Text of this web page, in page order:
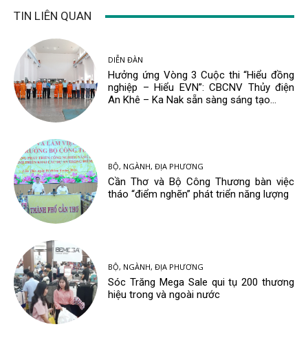
TIN LIÊN QUAN
DIỄN ĐÀN
Hưởng ứng Vòng 3 Cuộc thi “Hiểu đồng
nghiệp – Hiểu EVN”: CBCNV Thủy điện
An Khê – Ka Nak sẵn sàng sáng tạo...
BỘ, NGÀNH, ĐỊA PHƯƠNG
Cần Thơ và Bộ Công Thương bàn việc
tháo “điểm nghẽn” phát triển năng lượng
BỘ, NGÀNH, ĐỊA PHƯƠNG
Sóc Trăng Mega Sale qui tụ 200 thương
hiệu trong và ngoài nước